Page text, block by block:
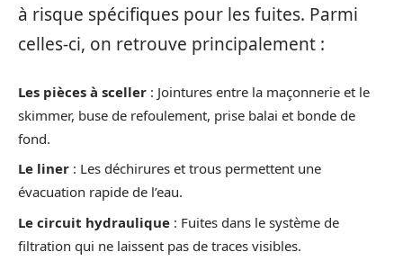
à risque spécifiques pour les fuites. Parmi
celles-ci, on retrouve principalement :
Les pièces à sceller : Jointures entre la maçonnerie et le
skimmer, buse de refoulement, prise balai et bonde de
fond.
Le liner : Les déchirures et trous permettent une
évacuation rapide de l’eau.
Le circuit hydraulique : Fuites dans le système de
filtration qui ne laissent pas de traces visibles.